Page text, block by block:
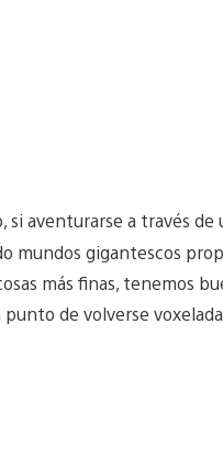
si aventurarse a través
mundos gigantescos
más finas, tenemos
de volverse